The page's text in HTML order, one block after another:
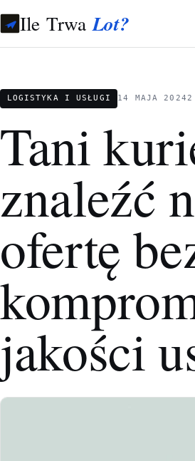
Ile TrwaLot?
LOGISTYKA I USŁUGI 14 MAJA 20242
Tani
znaleźć
ofertę
jakości